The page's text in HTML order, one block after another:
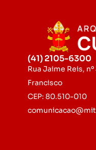
(41) 2105-6300
Rua Jaime Reis,
Francisco
CEP: 80.510-010